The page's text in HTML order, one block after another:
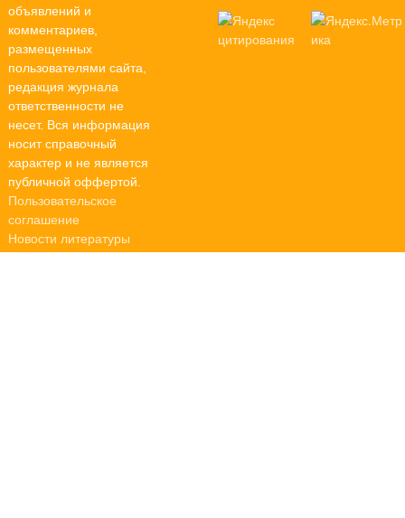
объявлений и
комментариев,
размещенных
пользователями сайта,
редакция журнала
ответственности не
несет. Вся информация
носит справочный
характер и не является
публичной оффертой.
Пользовательское
соглашение
Новости литературы